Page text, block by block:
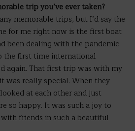
trip you’ve ever taken?
memorable trips, but I’d say the
for me right now is the first boat
been dealing with the pandemic
the first time international
again. That first trip was with my
was really special. When they
at each other and just
so happy. It was such a joy to
friends in such a beautiful